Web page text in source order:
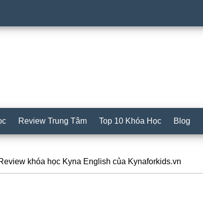
Review Trung Tâm Top 10 Khóa Học Blog
khóa học Kyna English của Kynaforkids.vn